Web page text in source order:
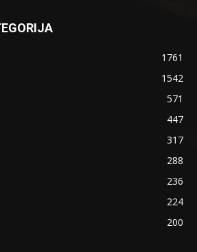
1761
1542
571
447
317
288
236
224
200